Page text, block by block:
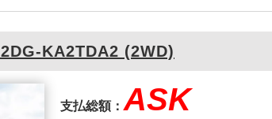
2DG-KA2TDA2 (2WD)
支払総額： ASK